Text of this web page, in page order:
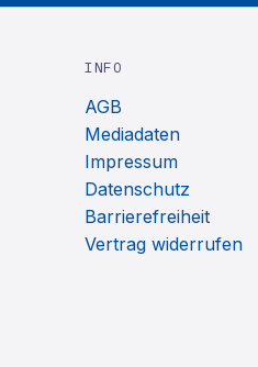
INFO
AGB
Mediadaten
Impressum
Datenschutz
Barrierefreiheit
Vertrag widerrufen